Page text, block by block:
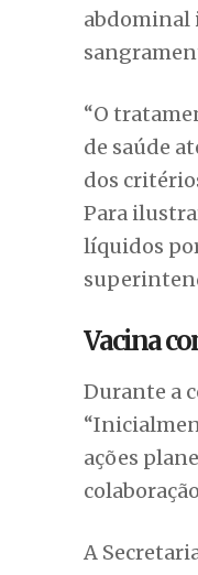
abdominal
“O
de saúde
dos
Para
líquidos
Vacina
Durante a
ações
A